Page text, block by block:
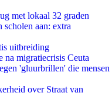
met lokaal 32 graden
aan: extra
uitbreiding
na migratiecrisis Ceuta
'gluurbrillen' die mensen
over Straat van